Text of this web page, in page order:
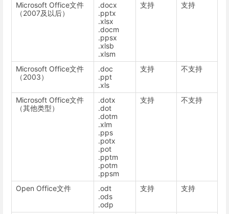
Microsoft Office文件
（2007及以后）
.docx
.pptx
.xlsx
.docm
.ppsx
.xlsb
.xlsm
支持 支持
Microsoft Office文件
（2003）
.doc
.ppt
.xls
支持 不支持
Microsoft Office文件
（其他类型）
.dotx
.dot
.dotm
.xlm
.pps
.potx
.pot
.pptm
.potm
.ppsm
支持 不支持
Open Office文件
.odt
.ods
.odp
支持 支持